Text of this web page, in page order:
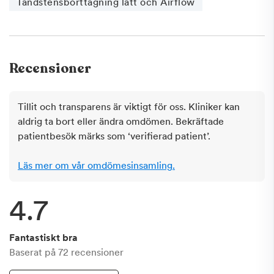
Recensioner
Tillit och transparens är viktigt för oss. Kliniker kan
aldrig ta bort eller ändra omdömen. Bekräftade
patientbesök märks som ‘verifierad patient’.
Läs mer om vår omdömesinsamling.
4.7
Fantastiskt bra
Baserat på 72 recensioner